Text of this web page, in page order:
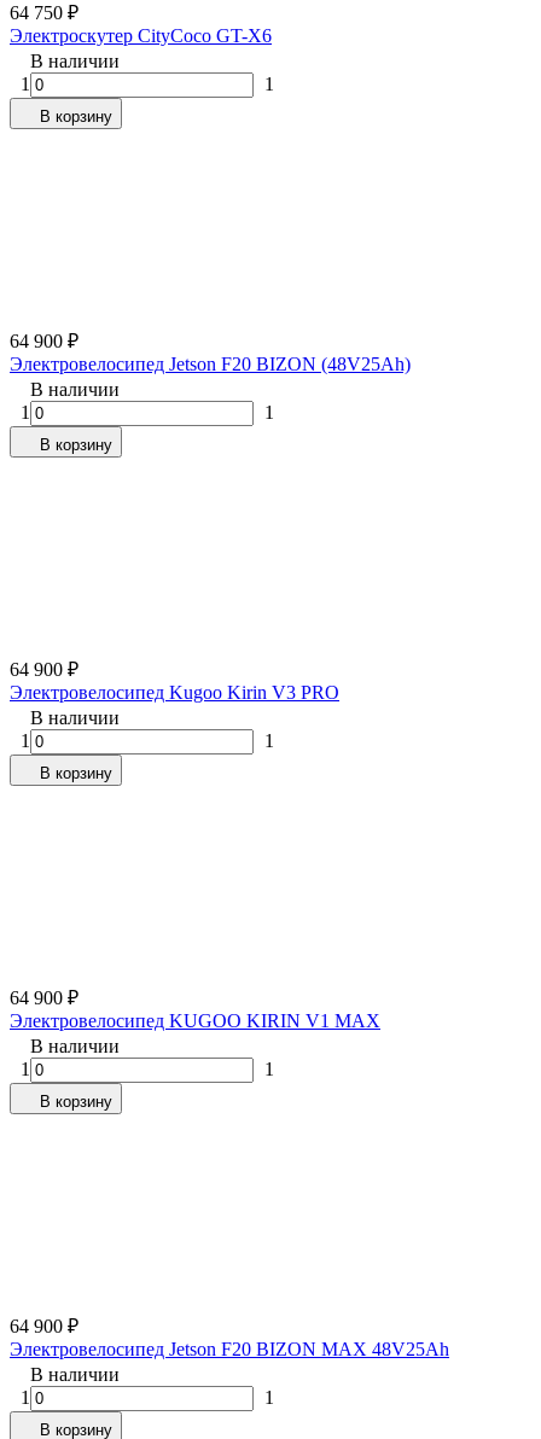
64 750 ₽
Электроскутер CityCoco GT-X6
В наличии
1
1
В корзину
64 900 ₽
Электровелосипед Jetson F20 BIZON (48V25Ah)
В наличии
1
1
В корзину
64 900 ₽
Электровелосипед Kugoo Kirin V3 PRO
В наличии
1
1
В корзину
64 900 ₽
Электровелосипед KUGOO KIRIN V1 MAX
В наличии
1
1
В корзину
64 900 ₽
Электровелосипед Jetson F20 BIZON MAX 48V25Ah
В наличии
1
1
В корзину